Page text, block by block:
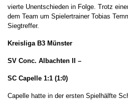
vierte Unentschieden in Folge. Trotz
dem Team um Spielertrainer Tobias
Siegtreffer.
Kreisliga B3 Münster
SV Conc. Albachten II –
SC Capelle 1:1 (1:0)
Capelle hatte in der ersten Spielhälfte